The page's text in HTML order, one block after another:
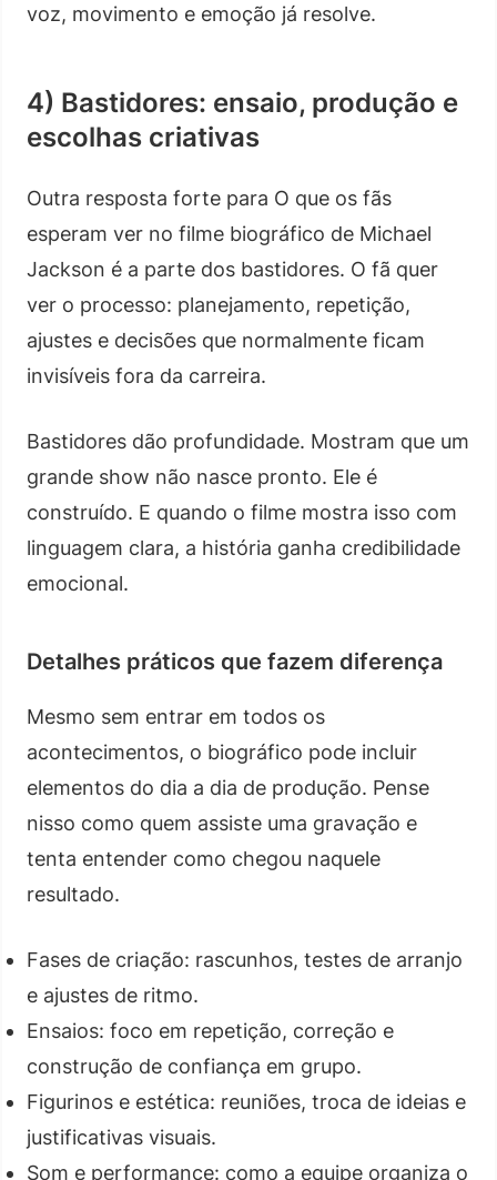
voz, movimento e emoção já resolve.
4) Bastidores: ensaio, produção e
escolhas criativas
Outra resposta forte para O que os fãs
esperam ver no filme biográfico de Michael
Jackson é a parte dos bastidores. O fã quer
ver o processo: planejamento, repetição,
ajustes e decisões que normalmente ficam
invisíveis fora da carreira.
Bastidores dão profundidade. Mostram que um
grande show não nasce pronto. Ele é
construído. E quando o filme mostra isso com
linguagem clara, a história ganha credibilidade
emocional.
Detalhes práticos que fazem diferença
Mesmo sem entrar em todos os
acontecimentos, o biográfico pode incluir
elementos do dia a dia de produção. Pense
nisso como quem assiste uma gravação e
tenta entender como chegou naquele
resultado.
Fases de criação: rascunhos, testes de arranjo
e ajustes de ritmo.
Ensaios: foco em repetição, correção e
construção de confiança em grupo.
Figurinos e estética: reuniões, troca de ideias e
justificativas visuais.
Som e performance: como a equipe organiza o